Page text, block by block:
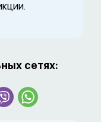
сетях: